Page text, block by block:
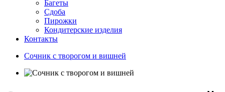
Багеты
Сдоба
Пирожки
Кондитерские изделия
Контакты
Сочник с творогом и вишней